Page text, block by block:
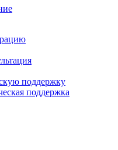
поддержку
поддержка